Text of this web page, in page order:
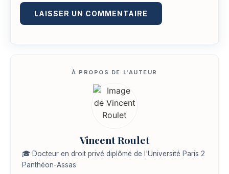
Vincent Roulet
🎓 Docteur en droit privé diplômé de l'Université Paris 2
Panthéon-Assas